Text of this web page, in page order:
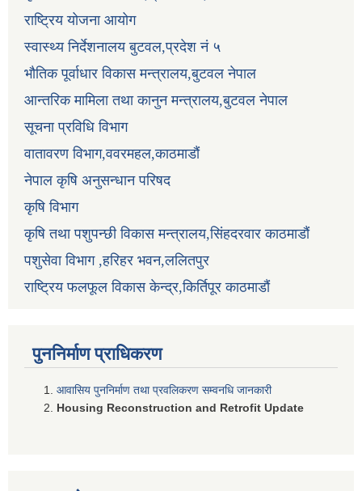
राष्ट्रिय योजना आयोग
स्वास्थ्य निर्देशनालय बुटवल,प्रदेश नं ५
भौतिक पूर्वाधार विकास मन्त्रालय,बुटवल नेपाल
आन्तरिक मामिला तथा कानुन मन्त्रालय,बुटवल नेपाल
सूचना प्रविधि विभाग
वातावरण विभाग,ववरमहल,काठमाडौं
नेपाल कृषि अनुसन्धान परिषद
कृषि विभाग
कृषि तथा पशुपन्छी विकास मन्त्रालय,सिंहदरवार काठमाडौं
पशुसेवा विभाग ,हरिहर भवन,ललितपुर
राष्ट्रिय फलफूल विकास केन्द्र,किर्तिपूर काठमाडौं
पुननिर्माण प्राधिकरण
आवासिय पुननिर्माण तथा प्रवलिकरण सम्वनधि जानकारी
Housing Reconstruction and Retrofit Update